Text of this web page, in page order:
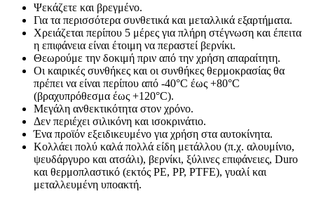
Ψεκάζετε και βρεγμένο.
Για τα περισσότερα συνθετικά και μεταλλικά εξαρτήματα.
Χρειάζεται περίπου 5 μέρες για πλήρη στέγνωση και έπειτα
η επιφάνεια είναι έτοιμη να περαστεί βερνίκι.
Θεωρούμε την δοκιμή πριν από την χρήση απαραίτητη.
Οι καιρικές συνθήκες και οι συνθήκες θερμοκρασίας θα
πρέπει να είναι περίπου από -40°C έως +80°C
(βραχυπρόθεσμα έως +120°C).
Μεγάλη ανθεκτικότητα στον χρόνο.
Δεν περιέχει σιλικόνη και ισοκρινάτιο.
Ένα προϊόν εξειδικευμένο για χρήση στα αυτοκίνητα.
Κολλάει πολύ καλά πολλά είδη μετάλλου (π.χ. αλουμίνιο,
ψευδάργυρο και ατσάλι), βερνίκι, ξύλινες επιφάνειες, Duro
και θερμοπλαστικό (εκτός PE, PP, PTFE), γυαλί και
μεταλλευμένη υποακτή.